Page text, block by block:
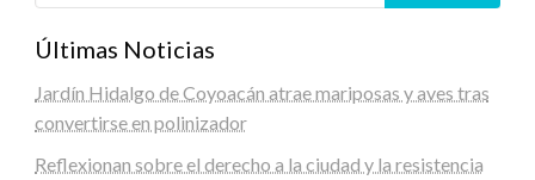
Últimas Noticias
Jardín Hidalgo de Coyoacán atrae mariposas y aves tras
convertirse en polinizador
Reflexionan sobre el derecho a la ciudad y la resistencia